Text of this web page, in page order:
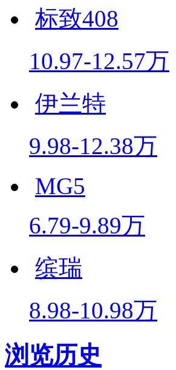
标致408
10.97-12.57万
伊兰特
9.98-12.38万
MG5
6.79-9.89万
缤瑞
8.98-10.98万
浏览历史